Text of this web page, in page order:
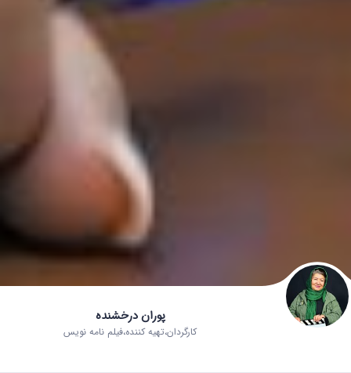
پوران درخشنده
کارگردان،تهیه کننده،فیلم نامه نویس